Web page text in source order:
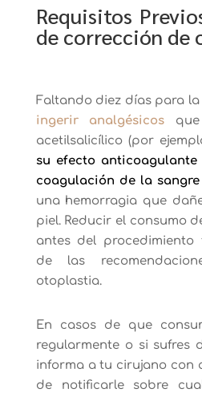
Requisitos
de corrección de
Faltando diez días para
ingerir analgésicos que
acetilsalicílico (por
su efecto
coagulación de la sangre
una hemorragia que
piel. Reducir el consumo
antes del
de las
otoplastia.
En casos de que
regularmente o si sufres
informa a tu cirujano con
de notificarle sobre